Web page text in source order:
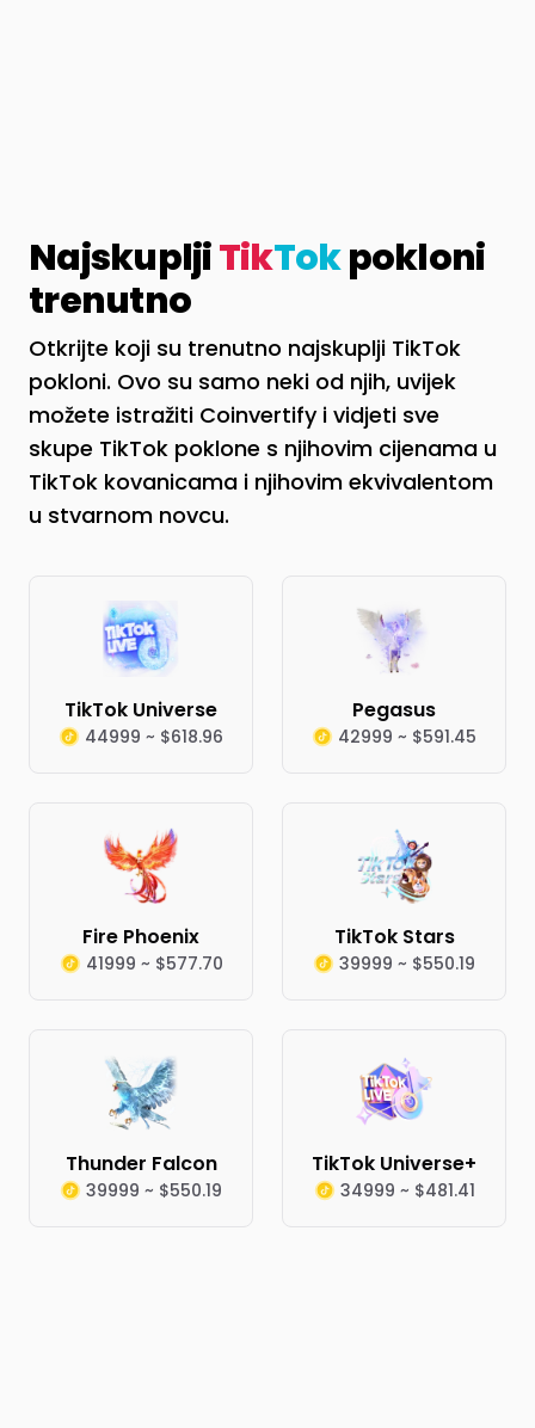
NajskupljiTikTokpokloni
trenutno
Otkrijte koji su trenutno najskuplji TikTok
pokloni. Ovo su samo neki od njih, uvijek
možete istražiti Coinvertify i vidjeti sve
skupe TikTok poklone s njihovim cijenama u
TikTok kovanicama i njihovim ekvivalentom
u stvarnom novcu.
TikTok Universe
44999 ~ $618.96
Pegasus
42999 ~ $591.45
Fire Phoenix
41999 ~ $577.70
TikTok Stars
39999 ~ $550.19
Thunder Falcon
39999 ~ $550.19
TikTok Universe+
34999 ~ $481.41